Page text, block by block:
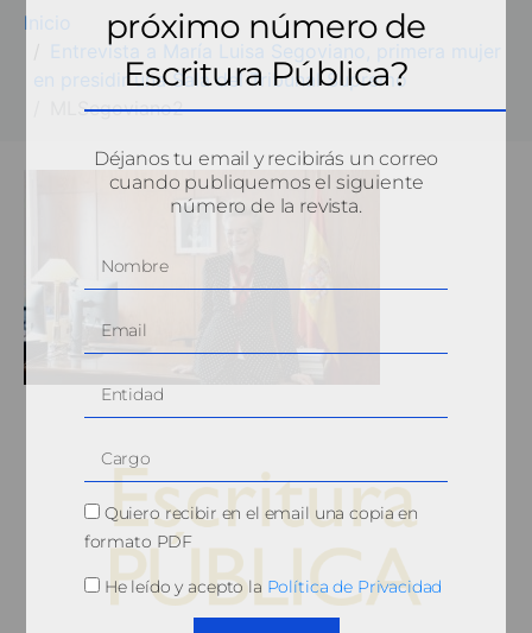
Inicio
Entrevista a María Luisa Segoviano, primera mujer
en presidir una Sala del Tribunal Supremo
MLSegoviano2
próximo número de
Escritura Pública?
Déjanos tu email y recibirás un correo
cuando publiquemos el siguiente
número de la revista.
Quiero recibir en el email una copia en
formato PDF
He leído y acepto la Política de Privacidad